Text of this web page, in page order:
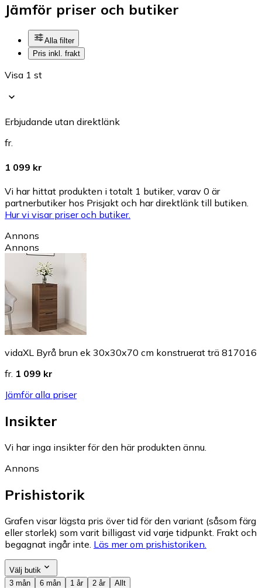
Jämför priser och butiker
Alla filter
Pris inkl. frakt
Visa 1 st
Erbjudande utan direktlänk
fr.
1 099 kr
Vi har hittat produkten i totalt 1 butiker, varav 0 är
partnerbutiker hos Prisjakt och har direktlänk till butiken.
Hur vi visar priser och butiker.
Annons
Annons
vidaXL Byrå brun ek 30x30x70 cm konstruerat trä 817016
fr. 1 099 kr
Jämför alla priser
Insikter
Vi har inga insikter för den här produkten ännu.
Annons
Prishistorik
Grafen visar lägsta pris över tid för den variant (såsom färg
eller storlek) som varit billigast vid varje tidpunkt. Frakt och
begagnat ingår inte. Läs mer om prishistoriken.
Välj butik
3 mån
6 mån 1 år 2 år Allt